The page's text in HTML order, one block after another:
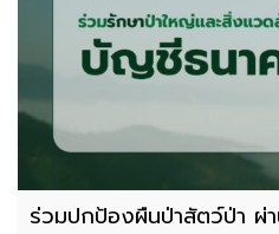
ร่วมปกป้องผืนป่าสัตว์ป่า ผ่